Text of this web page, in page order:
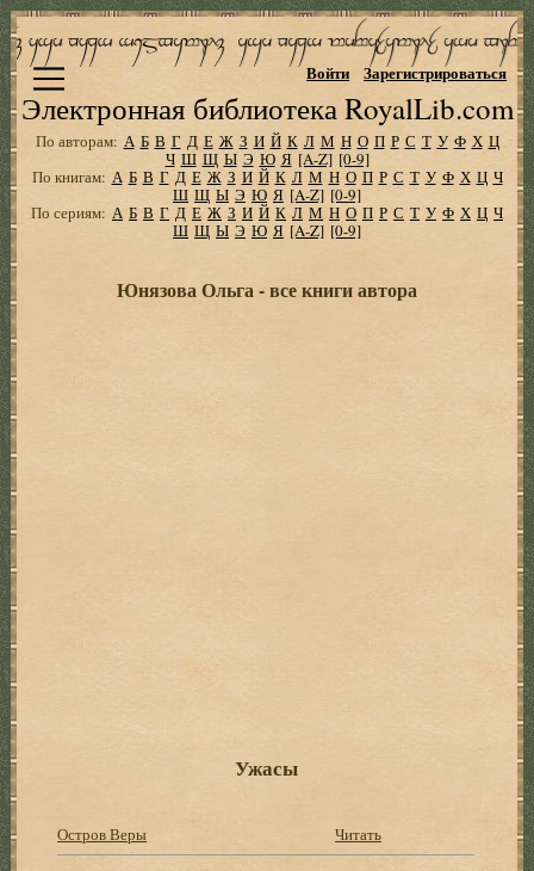
Электронная библиотека RoyalLib.com
Войти Зарегистрироваться
По авторам: А Б В Г Д Е Ж З И Й К Л М Н О П Р С Т У Ф Х Ц
Ч Ш Щ Ы Э Ю Я [A-Z] [0-9]
По книгам: А Б В Г Д Е Ж З И Й К Л М Н О П Р С Т У Ф Х Ц Ч
Ш Щ Ы Э Ю Я [A-Z] [0-9]
По сериям: А Б В Г Д Е Ж З И Й К Л М Н О П Р С Т У Ф Х Ц Ч
Ш Щ Ы Э Ю Я [A-Z] [0-9]
Юнязова Ольга - все книги автора
Ужасы
Остров Веры Читать